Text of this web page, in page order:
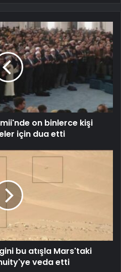
on binlerce kişi
için dua etti
bu atışla Mars'taki
veda etti